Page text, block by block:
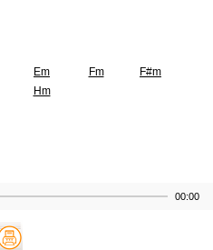
Em Fm
F#m
Hm
00:00